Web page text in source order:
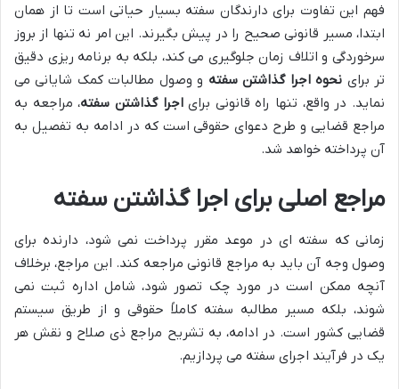
فهم این تفاوت برای دارندگان سفته بسیار حیاتی است تا از همان
ابتدا، مسیر قانونی صحیح را در پیش بگیرند. این امر نه تنها از بروز
سرخوردگی و اتلاف زمان جلوگیری می کند، بلکه به برنامه ریزی دقیق
تر برای نحوه اجرا گذاشتن سفته و وصول مطالبات کمک شایانی می
نماید. در واقع، تنها راه قانونی برایاجرا گذاشتن سفته، مراجعه به
مراجع قضایی و طرح دعوای حقوقی است که در ادامه به تفصیل به
آن پرداخته خواهد شد.
مراجع اصلی برای اجرا گذاشتن سفته
زمانی که سفته ای در موعد مقرر پرداخت نمی شود، دارنده برای
وصول وجه آن باید به مراجع قانونی مراجعه کند. این مراجع، برخلاف
آنچه ممکن است در مورد چک تصور شود، شامل اداره ثبت نمی
شوند، بلکه مسیر مطالبه سفته کاملاً حقوقی و از طریق سیستم
قضایی کشور است. در ادامه، به تشریح مراجع ذی صلاح و نقش هر
یک در فرآیند اجرای سفته می پردازیم.